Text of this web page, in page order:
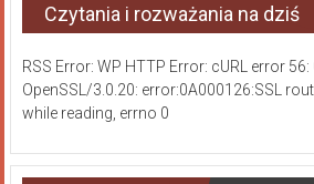
Czytania i rozważania na dziś
RSS Error: WP HTTP Error: cURL error 56:
OpenSSL/3.0.20: error:0A000126:SSL
while reading, errno 0